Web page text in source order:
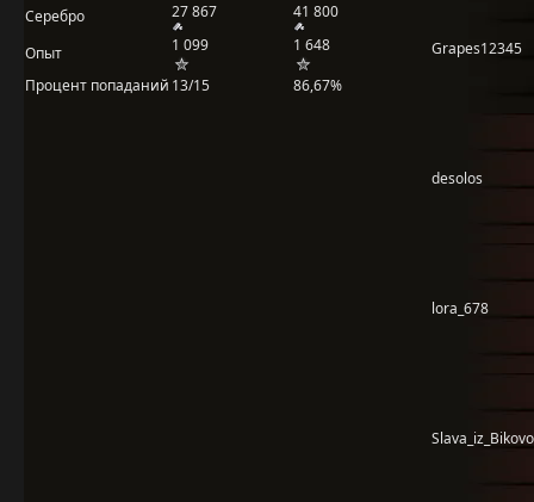
Серебро
27 867 41 800
Опыт 1 099
1 648
Процент попаданий 13/15 86,67%
Grapes12345
desolos
lora_678
Slava_iz_Bikovo